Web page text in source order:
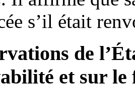
s’il était
de
et sur le